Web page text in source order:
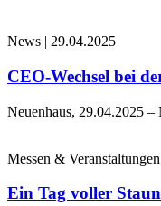
News | 29.04.2025
CEO-Wechsel bei
Neuenhaus, 29.04.2025
Messen & Veranstaltungen
Ein Tag voller